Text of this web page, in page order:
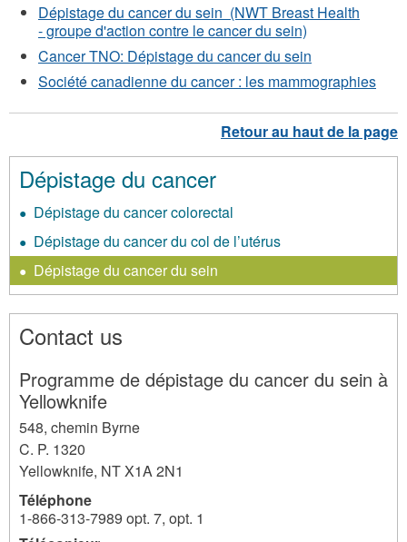
Dépistage du cancer du sein (NWT Breast Health
- groupe d'action contre le cancer du sein)
Cancer TNO: Dépistage du cancer du sein
Société canadienne du cancer : les mammographies
Dépistage du cancer
Dépistage du cancer colorectal
Dépistage du cancer du col de l’utérus
Dépistage du cancer du sein
Contact us
Programme de dépistage du cancer du sein à
Yellowknife
548, chemin Byrne
C. P. 1320
Yellowknife, NTX1A 2N1
Téléphone
1-866-313-7989 opt. 7, opt. 1